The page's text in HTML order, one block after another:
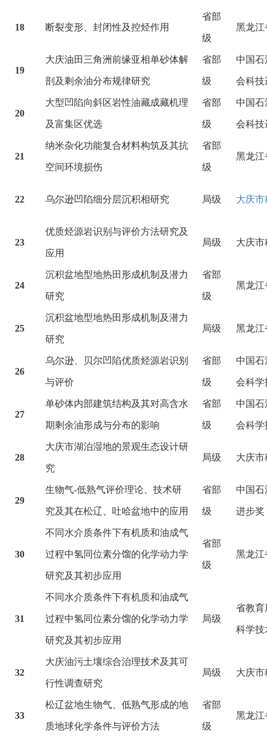
18 断裂变形、封闭性及控烃作用
省部
级
黑龙江
19
大庆油田三角洲前缘亚相单砂体解
剖及剩余油分布规律研究
省部
级
中国
会科技
20
大型凹陷向斜区岩性油藏成藏机理
及富集区优选
省部
级
中国
会科技
21
纳米杂化功能复合材料构筑及其抗
空间环境损伤
省部
级
黑龙江
22 乌尔逊凹陷细分层沉积相研究 局级 大庆
23
优质烃源岩识别与评价方法研究及
应用
局级 大庆
24
沉积盆地型地热田形成机制及潜力
研究
省部
级
黑龙江
25
沉积盆地型地热田形成机制及潜力
研究
局级 黑龙江
26
乌尔逊、贝尔凹陷优质烃源岩识别
与评价
省部
级
中国
会科学
27
单砂体内部建筑结构及其对高含水
期剩余油形成与分布的影响
省部
级
中国
会科学
28
大庆市湖泊湿地的景观生态设计研
究
局级 大庆
29
生物气-低熟气评价理论、技术研
究及其在松辽、吐哈盆地中的应用
省部
级
中国
进步奖
30
不同水介质条件下有机质和油成气
过程中氢同位素分馏的化学动力学
研究及其初步应用
省部
级
黑龙江
31
不同水介质条件下有机质和油成气
过程中氢同位素分馏的化学动力学
研究及其初步应用
局级
省教育
科学技
32
大庆油污土壤综合治理技术及其可
行性调查研究
局级 大庆
33
松辽盆地生物气、低熟气形成的地
质地球化学条件与评价方法
省部
级
黑龙江